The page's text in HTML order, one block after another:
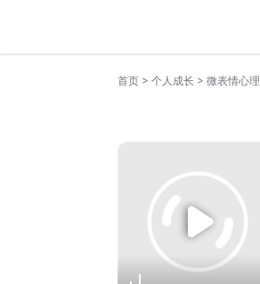
首页 > 个人成长 > 微表情心理